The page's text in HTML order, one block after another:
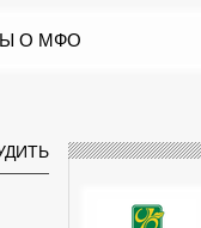
О МФО